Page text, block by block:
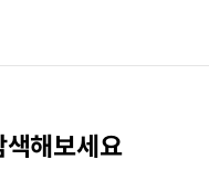
색해보세요